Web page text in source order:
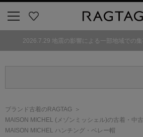
気
2026.7.29 地震の影響による一部地域での
ブランド古着のRAGTAG
MAISON MICHEL (メゾンミッシェル)の古着・中古
MAISON MICHEL ハンチング・ベレー帽